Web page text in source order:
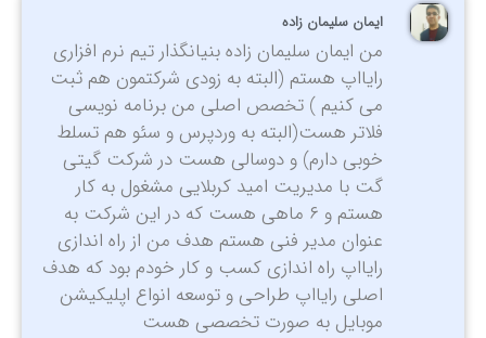
ایمان سلیمان زاده
من ایمان سلیمان زاده بنیانگذار تیم نرم افزاری
رایااپ هستم (البته به زودی شرکتمون هم ثبت
می کنیم ) تخصص اصلی من برنامه نویسی
فلاتر هست(البته به وردپرس و سئو هم تسلط
خوبی دارم) و دوسالی هست در شرکت گیتی
گت با مدیریت امید کربلایی مشغول به کار
هستم و ۶ ماهی هست که در این شرکت به
عنوان مدیر فنی هستم هدف من از راه اندازی
رایااپ راه اندازی کسب و کار خودم بود که هدف
اصلی رایااپ طراحی و توسعه انواع اپلیکیشن
موبایل به صورت تخصصی هست